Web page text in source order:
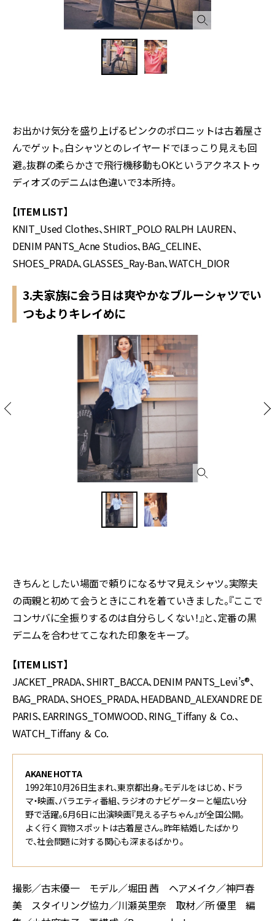
お出かけ気分を盛り上げるピンクのポロニットは古着屋さ
んでゲット。白シャツとのレイヤードでほっこり見えも回
避。抜群の柔らかさで飛行機移動もOKというアクネストゥ
ディオズのデニムは色違いで3本所持。
【ITEM LIST】
KNIT_Used Clothes、SHIRT_POLO RALPH LAUREN、
DENIM PANTS_Acne Studios、BAG_CELINE、
SHOES_PRADA、GLASSES_Ray-Ban、WATCH_DIOR
3.夫家族に会う日は爽やかなブルーシャツでい
つもよりキレイめに
きちんとしたい場面で頼りになるサマ見えシャツ。実際夫
の両親と初めて会うときにこれを着ていきました。『ここで
コンサバに全振りするのは自分らしくない！』と、定番の黒
デニムを合わせてこなれた印象をキープ。
【ITEM LIST】
JACKET_PRADA、SHIRT_BACCA、DENIM PANTS_Levi’s®、
BAG_PRADA、SHOES_PRADA、HEADBAND_ALEXANDRE DE
PARIS、EARRINGS_TOMWOOD、RING_Tiffany ＆ Co.、
WATCH_Tiffany ＆ Co.
AKANE HOTTA
1992年10月26日生まれ、東京都出身。モデルをはじめ、ドラ
マ・映画、バラエティ番組、ラジオのナビゲーターと幅広い分
野で活躍。6月6日に出演映画『見える子ちゃん』が全国公開。
よく行く買物スポットは古着屋さん。昨年結婚したばかり
で、社会問題に対する関心も深まるばかり。
撮影／古末優一 モデル／堀田 茜 ヘアメイク／神戸春
美 スタイリング協力／川瀬英里奈 取材／所 優里 編